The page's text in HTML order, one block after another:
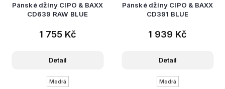
Pánské džíny CIPO & BAXX
CD639 RAW BLUE
1 755 Kč
Detail
Modrá
Pánské džíny CIPO & BAXX
CD391 BLUE
1 939 Kč
Detail
Modrá